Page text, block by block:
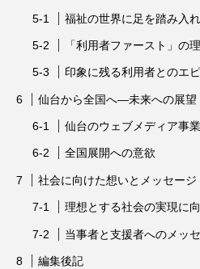
福祉の世界に足を踏み入
「利用者ファースト」の
印象に残る利用者とのエ
仙台から全国へ—未来への展望
仙台のウェブメディア事
全国展開への意欲
社会に向けた想いとメッセージ
理想とする社会の実現に
当事者と支援者へのメッ
編集後記